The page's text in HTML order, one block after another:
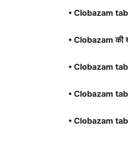
• Clobazam
• Clobazamकी
• Clobazam
• Clobazam
• Clobazam